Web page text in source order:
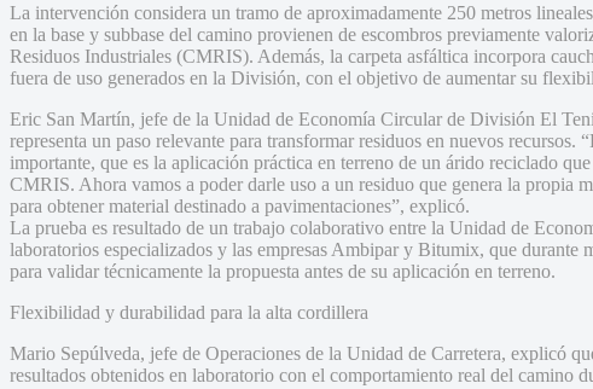
La intervención considera un tramo de aproximadamente 250 metros
en la base y subbase del camino provienen de escombros previamente
Residuos Industriales (CMRIS). Además, la carpeta asfáltica incorpora
fuera de uso generados en la División, con el objetivo de aumentar su
Eric San Martín, jefe de la Unidad de Economía Circular de División El
representa un paso relevante para transformar residuos en nuevos recursos.
importante, que es la aplicación práctica en terreno de un árido reciclado
CMRIS. Ahora vamos a poder darle uso a un residuo que genera la propia
para obtener material destinado a pavimentaciones”, explicó.
La prueba es resultado de un trabajo colaborativo entre la Unidad de
laboratorios especializados y las empresas Ambipar y Bitumix, que durante
para validar técnicamente la propuesta antes de su aplicación en terreno.
Flexibilidad y durabilidad para la alta cordillera
Mario Sepúlveda, jefe de Operaciones de la Unidad de Carretera, explicó
resultados obtenidos en laboratorio con el comportamiento real del camino